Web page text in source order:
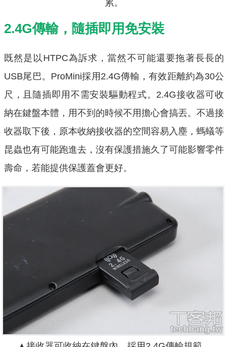
累。
2.4G傳輸，隨插即用免安裝
既然是以HTPC為訴求，當然不可能還要拖著長長的
USB尾巴。ProMini採用2.4G傳輸，有效距離約為30公
尺，且隨插即用不需安裝驅動程式。2.4G接收器可收
納在鍵盤本體，用不到的時候不用擔心會搞丟。不過接
收器取下後，原本收納接收器的空間容易入塵，螞蟻等
昆蟲也有可能跑進去，沒有保護措施久了可能影響零件
壽命，若能提供保護蓋會更好。